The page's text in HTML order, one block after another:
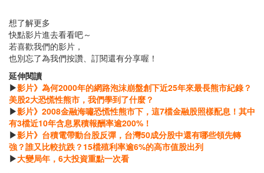
想了解更多
快點影片進去看看吧～
若喜歡我們的影片，
也別忘了為我們按讚、訂閱還有分享喔！
延伸閱讀
▶影片》為何2000年的網路泡沫崩盤創下近25年來最長熊市紀錄？
美股2大恐慌性熊市，我們學到了什麼？
▶影片》2008金融海嘯恐慌性熊市下，這7檔金融股照樣配息！其中
有3檔近10年含息累積報酬率逾200%！
▶影片》台積電帶動台股反彈，台灣50成分股中還有哪些領先轉
強？誰又比較抗跌？15檔殖利率逾6%的高市值股出列
▶大變局年，6大投資重點一次看